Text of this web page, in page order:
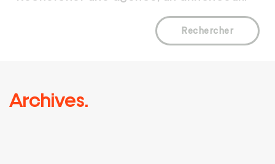
Rechercher
Archives.